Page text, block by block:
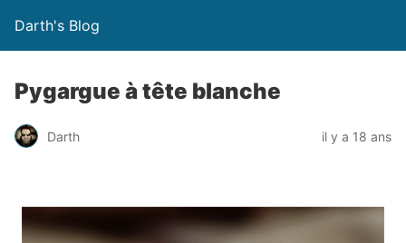
Darth's Blog
Pygargue à tête blanche
Darth il y a 18 ans